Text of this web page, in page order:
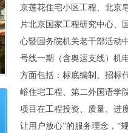
京莲花住宅小区工程、北京
片北京国家工程研究中心、
心暨国务院机关老干部活动
号线一期（含奥运支线）机
方面包括：标底编制、招标
峪住宅工程、第二外国语学
项目在工程投资、质量、进
让用户放心”的服务理念，“